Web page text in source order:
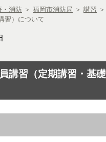
・消防 ＞ 福岡市消防局 ＞ 講習 ＞
習）について
講習（定期講習・基